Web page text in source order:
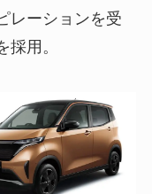
レーションを受
用。